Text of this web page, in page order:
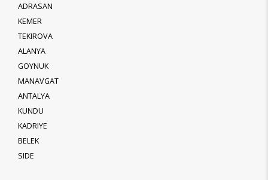
ADRASAN
KEMER
TEKIROVA
ALANYA
GOYNUK
MANAVGAT
ANTALYA
KUNDU
KADRIYE
BELEK
SIDE